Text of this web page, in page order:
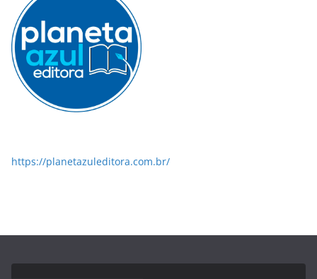
https://planetazuleditora.com.br/